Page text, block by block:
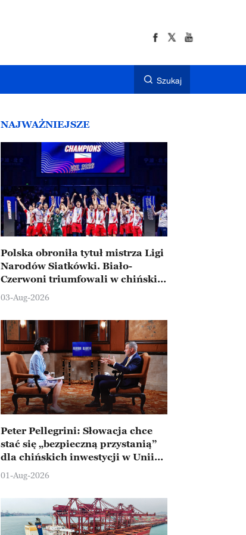
Szukaj
NAJWAŻNIEJSZE
Polska obroniła tytuł mistrza Ligi
Narodów Siatkówki. Biało-
Czerwoni triumfowali w chińskim
Ningbo
03-Aug-2026
Peter Pellegrini: Słowacja chce
stać się „bezpieczną przystanią”
dla chińskich inwestycji w Unii
Europejskiej
01-Aug-2026